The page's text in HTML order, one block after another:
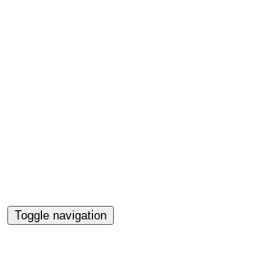
Toggle navigation